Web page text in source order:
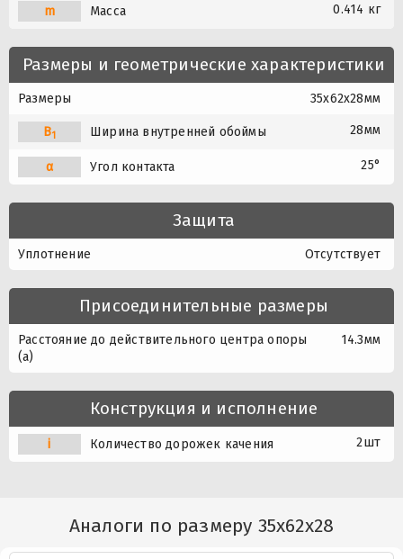
m Масса 0.414 кг
Размеры и геометрические характеристики
Размеры 35x62x28мм
B1 Ширина внутренней обоймы 28мм
α Угол контакта 25°
Защита
Уплотнение Отсутствует
Присоединительные размеры
Расстояние до действительного центра опоры
(a)
14.3мм
Конструкция и исполнение
i Количество дорожек качения 2шт
Аналоги по размеру 35x62x28